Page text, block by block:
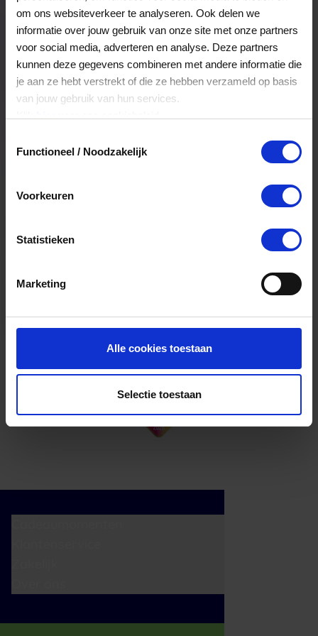
om ons websiteverkeer te analyseren. Ook delen we
informatie over jouw gebruik van onze site met onze partners
voor social media, adverteren en analyse. Deze partners
kunnen deze gegevens combineren met andere informatie die
je aan ze hebt verstrekt of die ze hebben verzameld op basis
van jouw gebruik van hun services.
Functioneel / Noodzakelijk
Voorkeuren
Statistieken
Marketing
Alle cookies toestaan
Selectie toestaan
Veelgestelde Vragen
Hoelang blijft mijn saldo geldig?
Het volledige saldo op de VVV cadeaukaart
is minimaal drie jaar geldig.
Kan ik het saldo in delen besteden?
cadeaukaart in delen uitgeven.
Ja, je mag het saldo van je VVV
cadeaukaart in delen uitgeven.